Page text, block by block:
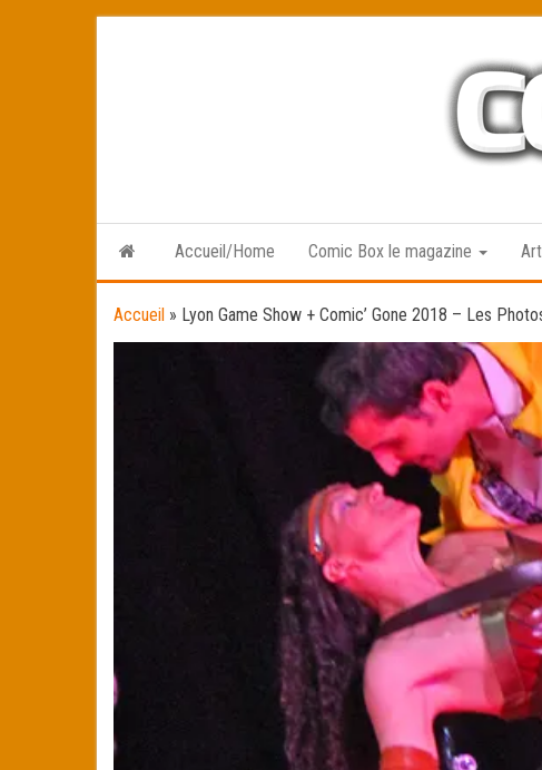
Accueil/Home Comic Box le magazine
Accueil » Lyon Game Show + Comic’ Gone 2018 – Les